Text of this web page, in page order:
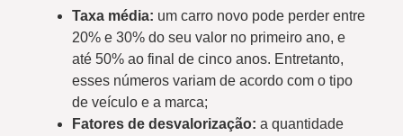
Taxa média: um carro novo pode perder entre
20% e 30% do seu valor no primeiro ano, e
até 50% ao final de cinco anos. Entretanto,
esses números variam de acordo com o tipo
de veículo e a marca;
Fatores de desvalorização: a quantidade